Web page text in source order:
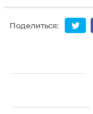
Поделиться: